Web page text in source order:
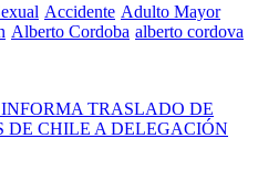
Accidente Adulto Mayor
Alberto Cordoba alberto cordova
TRASLADO DE
DE CHILE A DELEGACIÓN